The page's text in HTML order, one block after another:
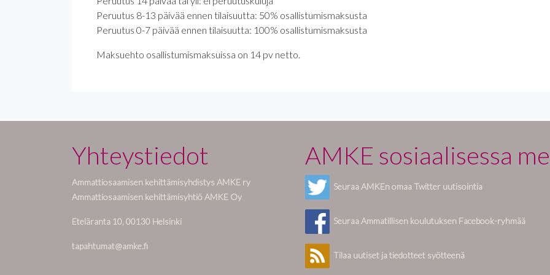
Peruutus 8-13 päivää ennen tilaisuutta: 50% osallistumismaksusta
Peruutus 0-7 päivää ennen tilaisuutta: 100% osallistumismaksusta
Maksuehto osallistumismaksuissa on 14 pv netto.
Yhteystiedot
Ammattiosaamisen kehittämisyhdistys AMKE ry
Ammattiosaamisen kehittämisyhtiö AMKE Oy
Eteläranta 10, 00130 Helsinki
tapahtumat@amke.fi
AMKE sosiaalisessa
Seuraa AMKEn omaa Twitter uutisointia
Seuraa Ammatillisen koulutuksen Facebook-ryhmää
Tilaa uutiset ja tiedotteet syötteenä